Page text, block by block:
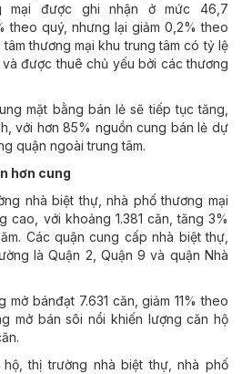
mại được ghi nhận ở mức 46,7
theo quý, nhưng lại giảm 0,2% theo
thương mại khu trung tâm có tỷ lệ
được thuê chủ yếu bởi các thương
mặt bằng bán lẻ sẽ tiếp tục tăng,
với hơn 85% nguồn cung bán lẻ dự
quận ngoài trung tâm.
hơn cung
nhà biệt thự, nhà phố thương mại
cao, với khoảng 1.381 căn, tăng 3%
Các quận cung cấp nhà biệt thự,
là Quận 2, Quận 9 và quận Nhà
bánđạt 7.631 căn, giảm 11% theo
mở bán sôi nổi khiến lượng căn hộ
thị trường nhà biệt thự, nhà phố